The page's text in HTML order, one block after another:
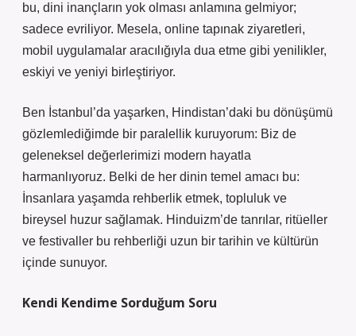
bu, dini inançların yok olması anlamına gelmiyor;
sadece evriliyor. Mesela, online tapınak ziyaretleri,
mobil uygulamalar aracılığıyla dua etme gibi yenilikler,
eskiyi ve yeniyi birleştiriyor.
Ben İstanbul’da yaşarken, Hindistan’daki bu dönüşümü
gözlemlediğimde bir paralellik kuruyorum: Biz de
geleneksel değerlerimizi modern hayatla
harmanlıyoruz. Belki de her dinin temel amacı bu:
İnsanlara yaşamda rehberlik etmek, topluluk ve
bireysel huzur sağlamak. Hinduizm’de tanrılar, ritüeller
ve festivaller bu rehberliği uzun bir tarihin ve kültürün
içinde sunuyor.
Kendi Kendime Sorduğum Soru